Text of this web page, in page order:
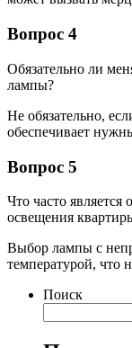
Вопрос 4
Обязательно ли
лампы?
Не обязательно,
обеспечивает
Вопрос 5
Что часто
освещения
Выбор лампы с
температурой, что
Поиск